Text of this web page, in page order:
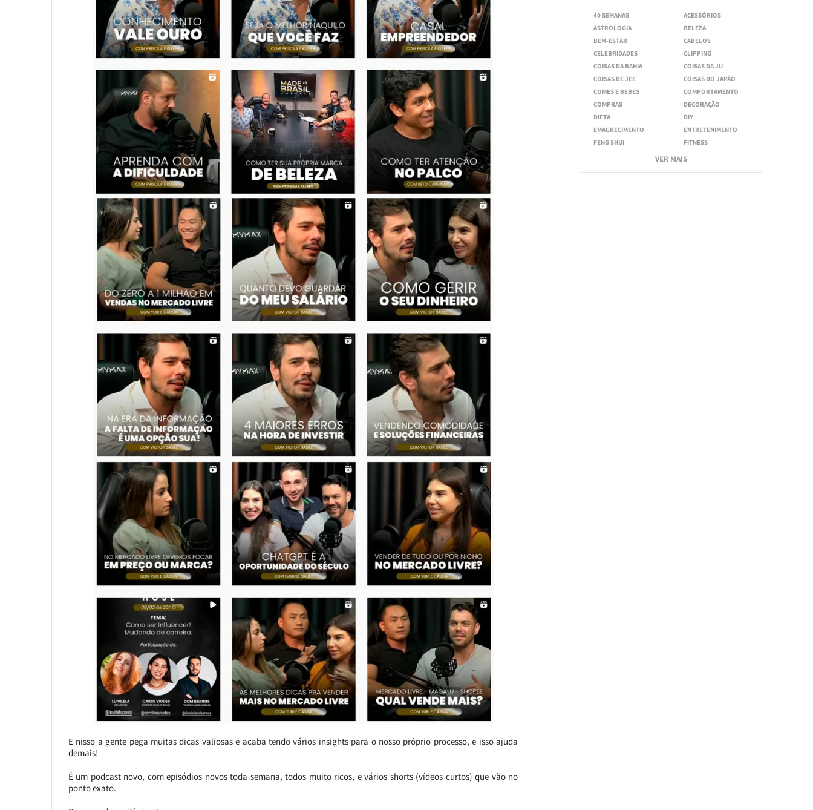
E nisso a gente pega muitas dicas valiosas e acaba tendo vários insights para o nosso próprio processo, e isso ajuda
demais!
É um podcast novo, com episódios novos toda semana, todos muito ricos, e vários shorts (vídeos curtos) que vão no
ponto exato.
40 SEMANAS
ACESSÓRIOS
ASTROLOGIA
BELEZA
BEM-ESTAR
CABELOS
CELEBRIDADES
CLIPPING
COISAS DA BAHIA
COISAS DA JU
COISAS DE JEE
COISAS DO JAPÃO
COMES E BEBES
COMPORTAMENTO
COMPRAS
DECORAÇÃO
DIETA
DIY
EMAGRECIMENTO
ENTRETENIMENTO
FENG SHUI
FITNESS
VER MAIS